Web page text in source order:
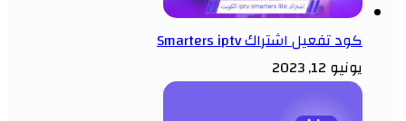
كود تفعيل اشتراك Smarters iptv
يونيو 12, 2023